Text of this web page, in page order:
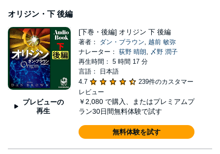
オリジン・下 後編
プレビューの
再生
[下巻・後編] オリジン 下 後編
著者： ダン・ブラウン, 越前 敏弥
ナレーター： 荻野 晴朗, 〆野 潤子
再生時間： 5 時間 17 分
言語： 日本語
4.7
239件のカスタマー
レビュー
￥2,080 で購入、またはプレミアムプ
ラン30日間無料体験で試す
無料体験を試す